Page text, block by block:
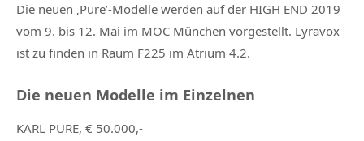
Die neuen ‚Pure’-Modelle werden auf der HIGH END 2019
vom 9. bis 12. Mai im MOC München vorgestellt. Lyravox
ist zu finden in Raum F225 im Atrium 4.2.
Die neuen Modelle im Einzelnen
KARL PURE, € 50.000,-